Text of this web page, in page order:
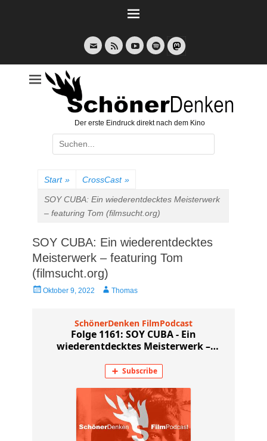
E-
Mail
Feed YouTubeSpotify
Der erste Eindruck direkt nach dem Kino
Suche
nach:
Start » CrossCast »
SOY CUBA: Ein wiederentdecktes Meisterwerk
– featuring Tom (filmsucht.org)
SOY CUBA: Ein wiederentdecktes
Meisterwerk – featuring Tom
(filmsucht.org)
Veröffentlicht
Oktober 9, 2022 AutorThomas